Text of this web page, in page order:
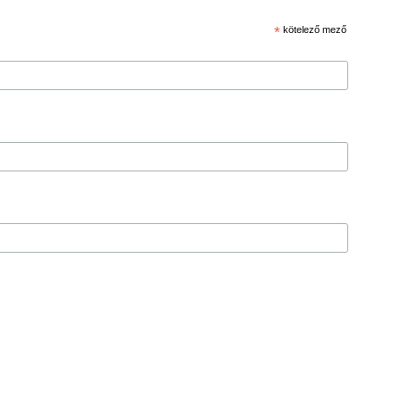
* kötelező mező